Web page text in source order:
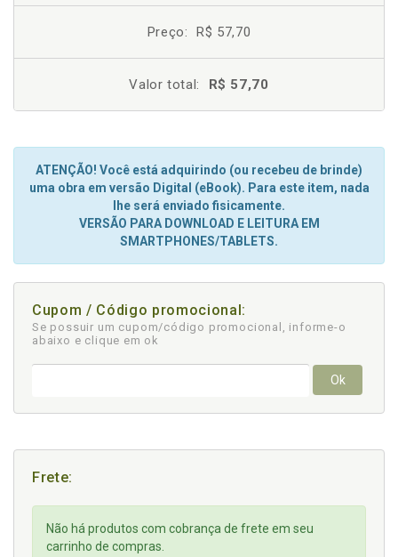
Preço: R$ 57,70
Valor total: R$ 57,70
ATENÇÃO! Você está adquirindo (ou recebeu de brinde)
uma obra em versão Digital (eBook). Para este item, nada
lhe será enviado fisicamente.
VERSÃO PARA DOWNLOAD E LEITURA EM
SMARTPHONES/TABLETS.
Cupom / Código promocional:
Se possuir um cupom/código promocional, informe-o
abaixo e clique em ok
Ok
Frete:
Não há produtos com cobrança de frete em seu
carrinho de compras.